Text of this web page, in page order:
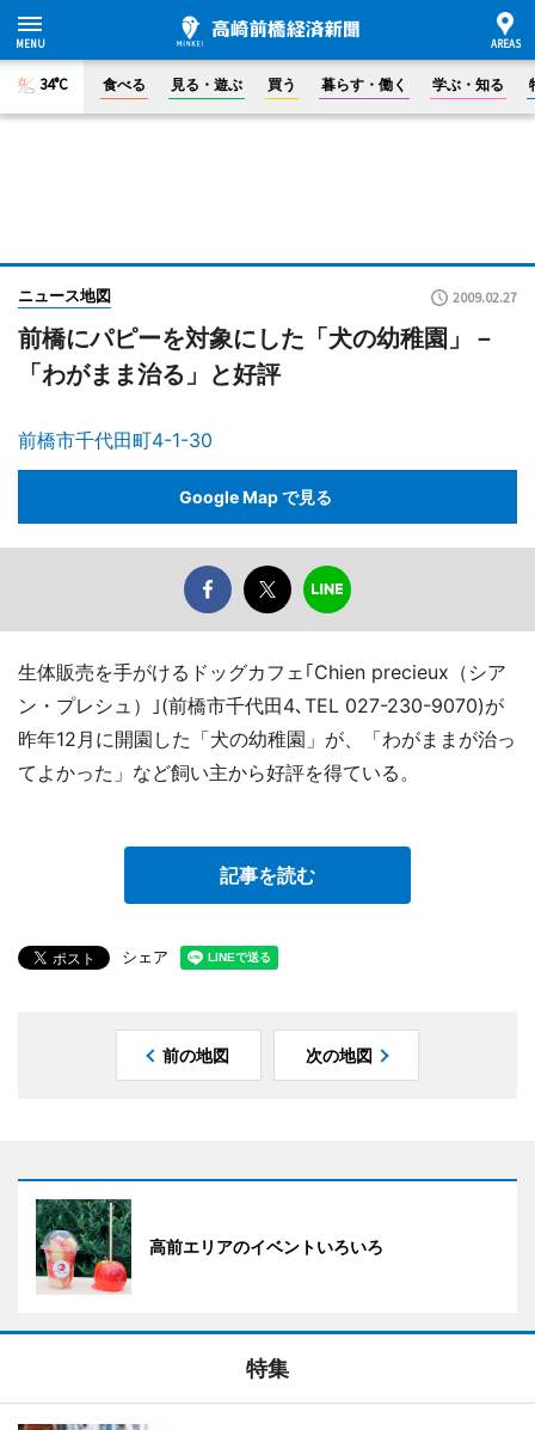
34°C 食べる 見る・遊ぶ 買う 暮らす・働く 学ぶ・知る
ニュース地図 2009.02.27
前橋にパピーを対象にした「犬の幼稚園」－
「わがまま治る」と好評
前橋市千代田町4-1-30
Google Map で見る
生体販売を手がけるドッグカフェ｢Chien precieux（シア
ン・プレシュ）｣(前橋市千代田4､TEL 027-230-9070)が
昨年12月に開園した「犬の幼稚園」が、「わがままが治っ
てよかった」など飼い主から好評を得ている。
記事を読む
シェア
前の地図 次の地図
高前エリアのイベントいろいろ
特集